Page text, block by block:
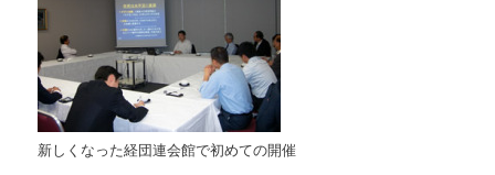
新しくなった経団連会館で初めての開催